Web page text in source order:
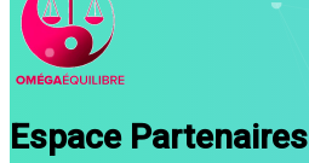
Espace Partenaires